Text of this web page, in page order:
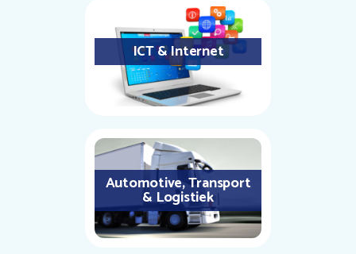
ICT & Internet
Automotive, Transport
& Logistiek